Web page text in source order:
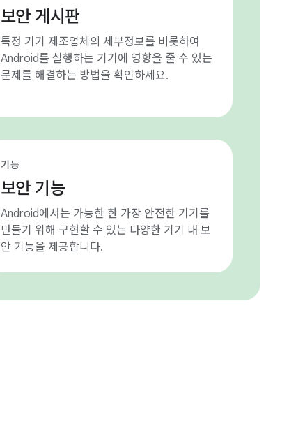
보안 게시판
특정 기기 제조업체의 세부정보를 비롯하여
Android를 실행하는 기기에 영향을 줄 수 있는
문제를 해결하는 방법을 확인하세요.
기능
보안 기능
Android에서는 가능한 한 가장 안전한 기기를
만들기 위해 구현할 수 있는 다양한 기기 내 보
안 기능을 제공합니다.